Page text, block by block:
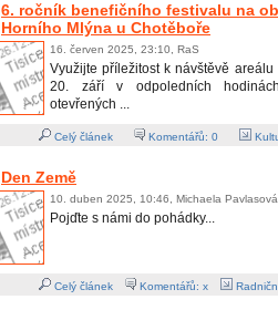
6. ročník benefičního festivalu na
Horního Mlýna u Chotěboře
16. červen 2025, 23:10, RaS
Využijte příležitost k návštěvě
20. září v odpoledních
otevřených ...
Celý článek Komentářů: 0
Den Země
10. duben 2025, 10:46, Michaela Pavlasová
Pojďte s námi do pohádky...
Celý článek Komentářů: x